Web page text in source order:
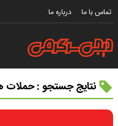
تماس با ما درباره ما
نتایج جستجو : حملات